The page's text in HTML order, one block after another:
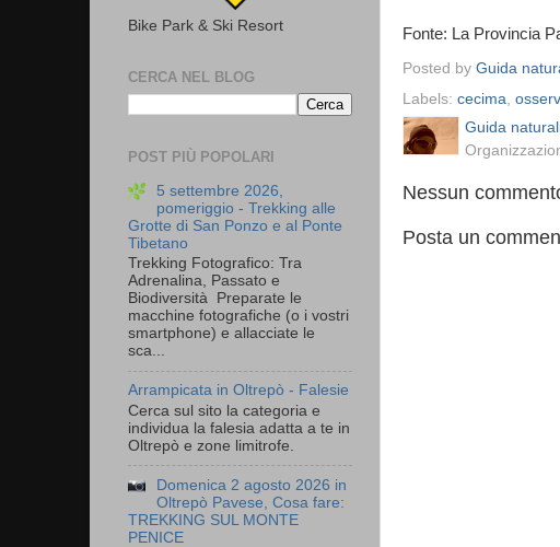
Fonte: La Provincia
Posted by Guida
Labels: cecima,
Guida
Nessun
Posta un
Bike Park & Ski Resort
CERCA NEL BLOG
POST PIÙ POPOLARI
5 settembre 2026,
pomeriggio - Trekking alle
Grotte di San Ponzo e al Ponte
Tibetano
Trekking Fotografico: Tra
Adrenalina, Passato e
Biodiversità Preparate le
macchine fotografiche (o i vostri
smartphone) e allacciate le
sca...
Arrampicata in Oltrepò - Falesie
Cerca sul sito la categoria e
individua la falesia adatta a te in
Oltrepò e zone limitrofe.
Domenica 2 agosto 2026 in
Oltrepò Pavese, Cosa fare:
TREKKING SUL MONTE
PENICE